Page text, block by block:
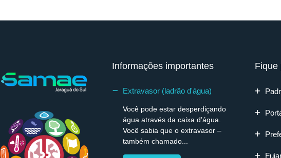
Informações importantes
Extravasor (ladrão d'água)
Você pode estar desperdiçando
água através da caixa d’água.
Você sabia que o extravasor –
também chamado...
Fique